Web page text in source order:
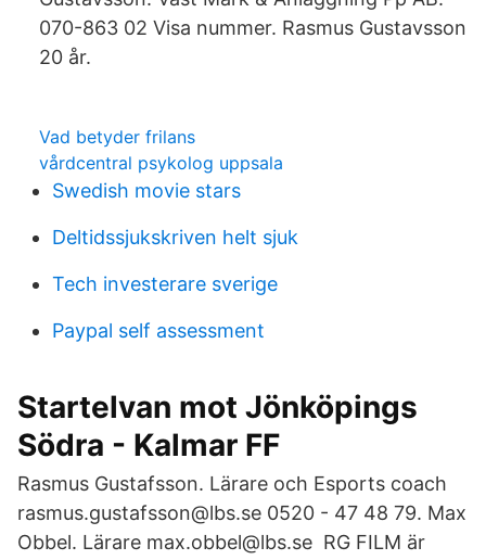
070-863 02 Visa nummer. Rasmus Gustavsson
20 år.
Vad betyder frilans
vårdcentral psykolog uppsala
Swedish movie stars
Deltidssjukskriven helt sjuk
Tech investerare sverige
Paypal self assessment
Startelvan mot Jönköpings
Södra - Kalmar FF
Rasmus Gustafsson. Lärare och Esports coach
rasmus.gustafsson@lbs.se 0520 - 47 48 79. Max
Obbel. Lärare max.obbel@lbs.se RG FILM är